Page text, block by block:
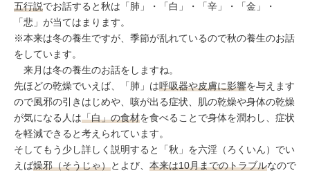
五行説でお話すると秋は「肺」・「白」・「辛」・「金」・
「悲」が当てはまります。
※本来は冬の養生ですが、季節が乱れているので秋の養生のお話
をしています。
来月は冬の養生のお話をしますね。
先ほどの乾燥でいえば、「肺」は呼吸器や皮膚に影響を与えます
ので風邪の引きはじめや、咳が出る症状、肌の乾燥や身体の乾燥
が気になる人は「白」の食材を食べることで身体を潤わし、症状
を軽減できると考えられています。
そしてもう少し詳しく説明すると「秋」を六淫（ろくいん）でい
えば燥邪（そうじゃ）とよび、 本来は10月までのトラブルなので